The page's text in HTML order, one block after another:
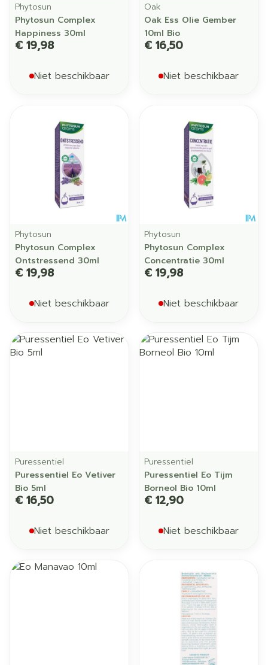
Phytosun
Phytosun Complex
Happiness 30ml
€ 19,98
Niet beschikbaar
Oak
Oak Ess Olie Gember
10ml Bio
€ 16,50
Niet beschikbaar
Phytosun
Phytosun Complex
Ontstressend 30ml
€ 19,98
Niet beschikbaar
Phytosun
Phytosun Complex
Concentratie 30ml
€ 19,98
Niet beschikbaar
Puressentiel
Puressentiel Eo Vetiver
Bio 5ml
€ 16,50
Niet beschikbaar
Puressentiel
Puressentiel Eo Tijm
Borneol Bio 10ml
€ 12,90
Niet beschikbaar